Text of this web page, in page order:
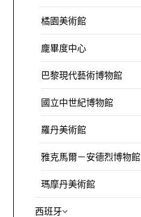
橘園美術館
龐畢度中心
巴黎現代藝術博物館
國立中世紀博物館
羅丹美術館
雅克馬爾－安德烈博物館
瑪摩丹美術館
西班牙